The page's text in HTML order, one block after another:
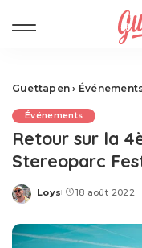
Guettapen ›
Événements
Retour sur la
Stereoparc
Posted
Loys 18 août 2022